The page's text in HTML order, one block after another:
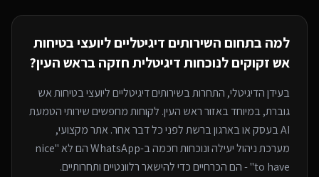
למה בתחום השירותים דיגיטליים ליועצי בטיחות
אשזקוקים לנוכחות דיגיטלית חזקה בראש העין?
בעידן הדיגיטלי, התחרות בשירותים דיגיטליים ליועצי בטיחות אש
גוברת, במיוחדבאזור ראש העין. לקוחות מחפשים שירותיהטמעת
AI בעסק או בארגון
ברשת לפני כל דבר אחר. אתר מקצועי,
מערכת ניהול יעילה ונוכחות חכמה ב-WhatsApp הם לא "nice
to have" - הם הכרחיים כדי להישאר רלוונטיים ותחרותיים.